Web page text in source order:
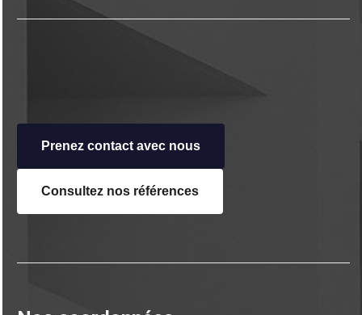
Prenez contact avec nous
Consultez nosréférences